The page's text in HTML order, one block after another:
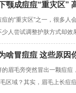
颚成痘痘“重灾区”
“重灾区”之一，很多人会
人尝试调整护肤方式却效
啥冒痘痘 这些原因
毛旁突然冒出一颗痘痘
区域？其实，眉毛上长痘